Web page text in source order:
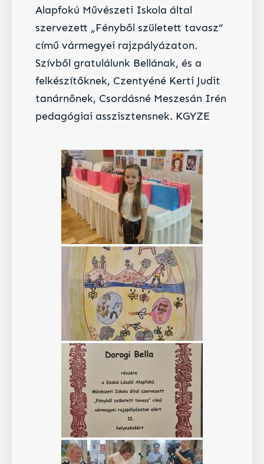
Alapfokú Művészeti Iskola által
szervezett „Fényből született tavasz”
című vármegyei rajzpályázaton.
Szívből gratulálunk Bellának, és a
felkészítőknek, Czentyéné Kerti Judit
tanárnőnek, Csordásné Meszesán Irén
pedagógiai asszisztensnek. KGYZE